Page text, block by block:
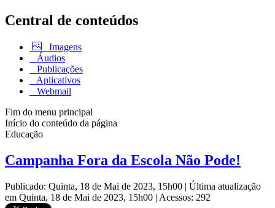
Central de conteúdos
Imagens
Áudios
Publicações
Aplicativos
Webmail
Fim do menu principal
Início do conteúdo da página
Educação
Campanha Fora da Escola Não Pode!
Publicado: Quinta, 18 de Mai de 2023, 15h00 | Última atualização
em Quinta, 18 de Mai de 2023, 15h00 | Acessos: 292